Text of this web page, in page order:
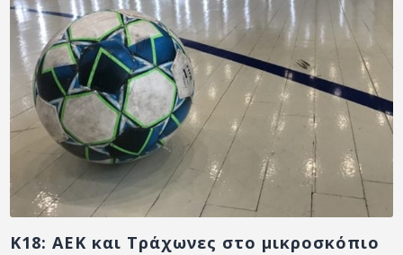
Κ18: ΑΕΚ και Τράχωνες στο μικροσκόπιο